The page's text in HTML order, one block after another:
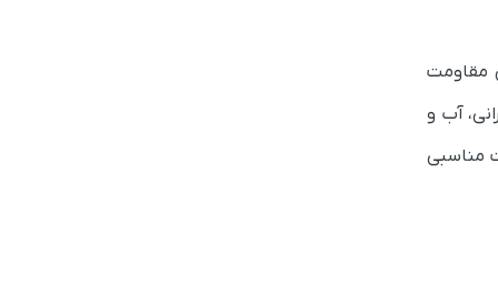
مقاومت
آب و
مناسبی